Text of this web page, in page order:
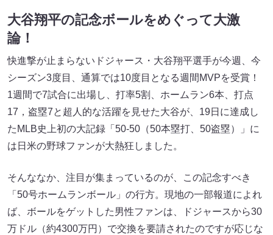
大谷翔平の記念ボールをめぐって大激
論！
快進撃が止まらないドジャース・大谷翔平選手が今週、今
シーズン3度目、通算では10度目となる週間MVPを受賞！
1週間で7試合に出場し、打率5割、ホームラン6本、打点
17，盗塁7と超人的な活躍を見せた大谷が、19日に達成し
たMLB史上初の大記録「50-50（50本塁打、50盗塁）」に
は日米の野球ファンが大熱狂しました。
そんななか、注目が集まっているのが、この記念すべき
「50号ホームランボール」の行方。現地の一部報道によれ
ば、ボールをゲットした男性ファンは、ドジャースから30
万ドル（約4300万円）で交換を要請されたのですが応じな